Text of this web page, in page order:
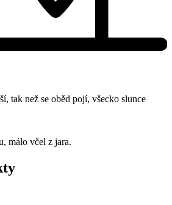
tak než se oběd pojí, všecko slunce
málo včel z jara.